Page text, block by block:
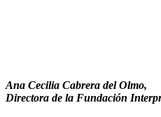
Ana Cecilia Cabrera del Olmo,
Directora de la Fundación